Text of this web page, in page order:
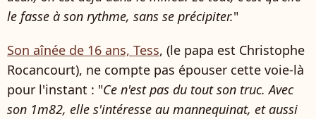
le fasse à son rythme, sans se précipiter."
Son aînée de 16 ans, Tess, (le papa est Christophe
Rocancourt), ne compte pas épouser cette voie-là
pour l'instant : "Ce n'est pas du tout son truc. Avec
son 1m82, elle s'intéresse au mannequinat, et aussi